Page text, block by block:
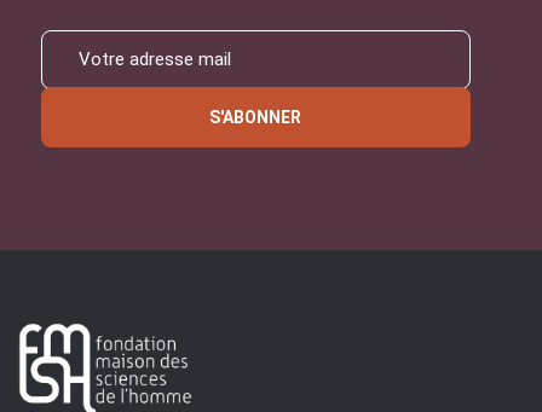
S'ABONNER